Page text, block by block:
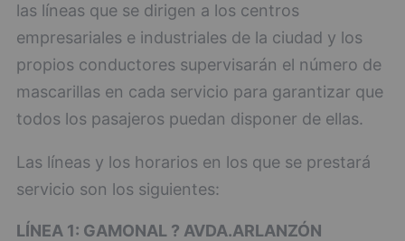
las líneas que se dirigen a los centros
empresariales e industriales de la ciudad y los
propios conductores supervisarán el número de
mascarillas en cada servicio para garantizar que
todos los pasajeros puedan disponer de ellas.
Las líneas y los horarios en los que se prestará
servicio son los siguientes:
LÍNEA 1: GAMONAL ? AVDA.ARLANZÓN